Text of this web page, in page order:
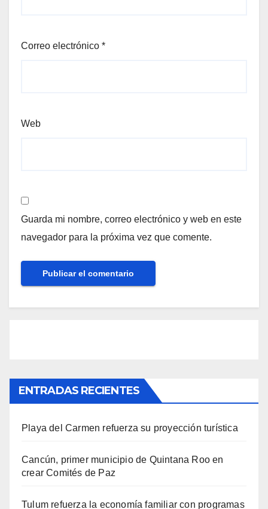
Correo electrónico *
Web
Guarda mi nombre, correo electrónico y web en este
navegador para la próxima vez que comente.
ENTRADAS RECIENTES
Playa del Carmen refuerza su proyección turística
Cancún, primer municipio de Quintana Roo en
crear Comités de Paz
Tulum refuerza la economía familiar con programas